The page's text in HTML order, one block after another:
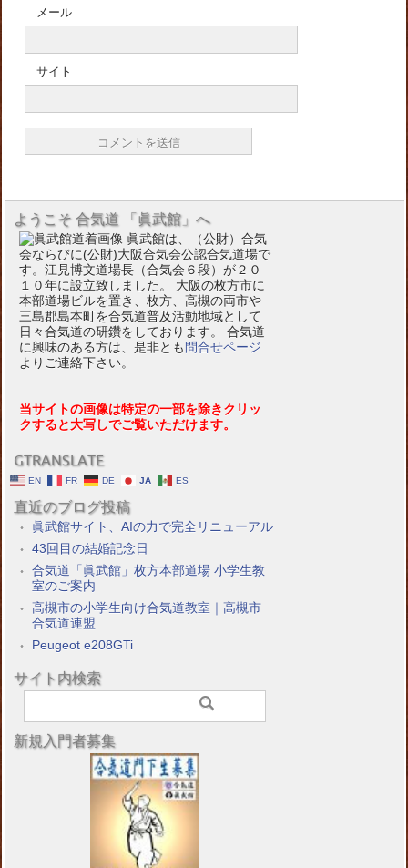
メール
サイト
ようこそ 合気道 「眞武館」へ
眞武館は、（公財）合気
会ならびに(公財)大阪合気会公認合気道場で
す。江見博文道場長（合気会６段）が２０
１０年に設立致しました。 大阪の枚方市に
本部道場ビルを置き、枚方、高槻の両市や
三島郡島本町を合気道普及活動地域として
日々合気道の研鑽をしております。 合気道
に興味のある方は、是非とも 問合せページ
よりご連絡下さい。
当サイトの画像は特定の一部を除きクリッ
クすると大写しでご覧いただけます。
GTRANSLATE
EN FR DE JA ES
直近のブログ投稿
眞武館サイト、AIの力で完全リニューアル
43回目の結婚記念日
合気道「眞武館」枚方本部道場 小学生教
室のご案内
高槻市の小学生向け合気道教室｜高槻市
合気道連盟
Peugeot e208GTi
サイト内検索
新規入門者募集